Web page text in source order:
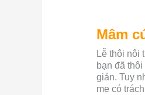
Mâm
Lễ thôi nôi
bạn đã
giản. Tuy
mẹ có